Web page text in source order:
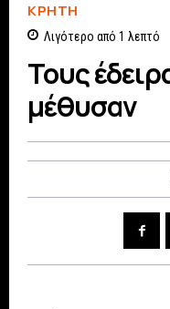
ΚΡΗΤΗ
Λιγότερο από 1 λεπτό
Τους
μέθυσαν